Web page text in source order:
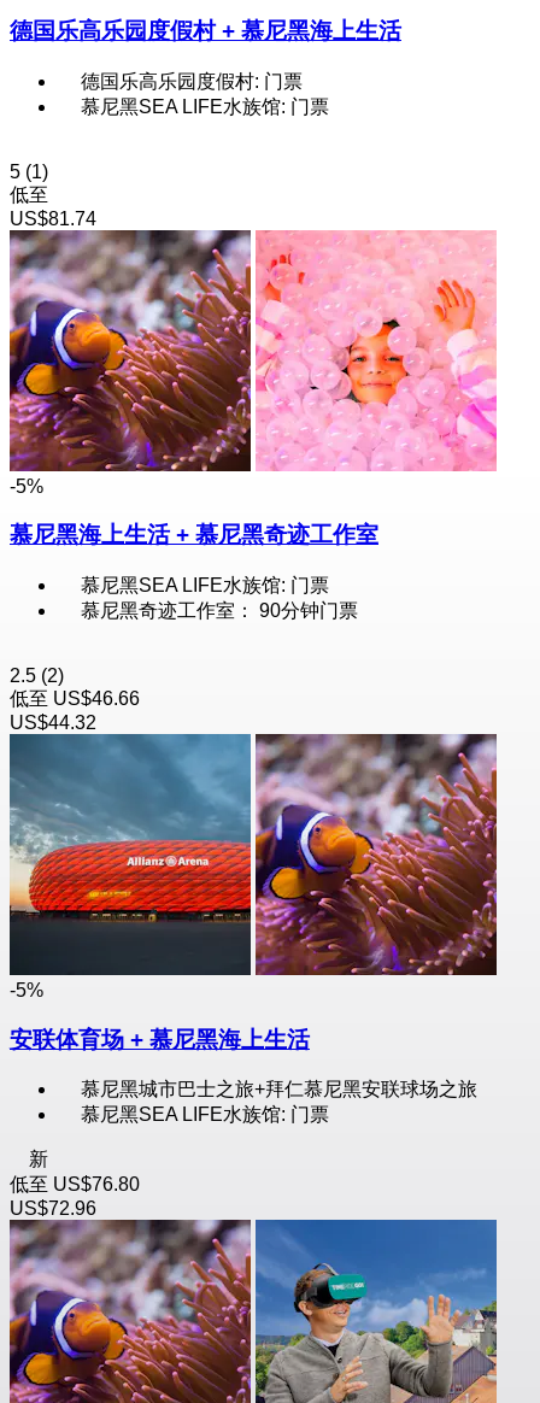
德国乐高乐园度假村 + 慕尼黑海上生活
德国乐高乐园度假村: 门票
慕尼黑SEA LIFE水族馆: 门票
5 (1)
低至
US$81.74
-5%
慕尼黑海上生活 + 慕尼黑奇迹工作室
慕尼黑SEA LIFE水族馆: 门票
慕尼黑奇迹工作室： 90分钟门票
2.5 (2)
低至 US$46.66
US$44.32
-5%
安联体育场 + 慕尼黑海上生活
慕尼黑城市巴士之旅+拜仁慕尼黑安联球场之旅
慕尼黑SEA LIFE水族馆: 门票
新
低至 US$76.80
US$72.96